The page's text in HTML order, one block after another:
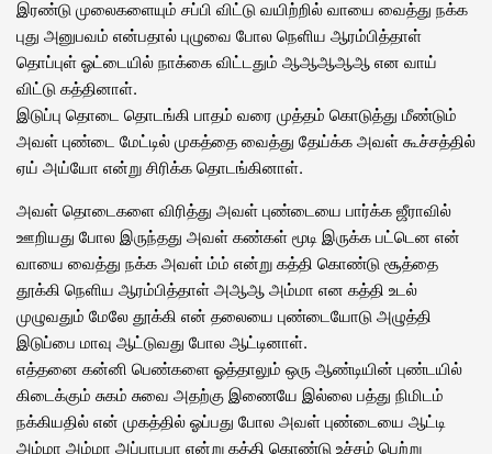
இரண்டு முலைகளையும் சப்பி விட்டு வயிற்றில் வாயை வைத்து நக்க
புது அனுபவம் என்பதால் புழுவை போல நெளிய ஆரம்பித்தாள்
தொப்புள் ஓட்டையில் நாக்கை விட்டதும் ஆஆஆஆஆ என வாய்
விட்டு கத்தினாள்.
இடுப்பு தொடை தொடங்கி பாதம் வரை முத்தம் கொடுத்து மீண்டும்
அவள் புண்டை மேட்டில் முகத்தை வைத்து தேய்க்க அவள் கூச்சத்தில்
ஏய் அய்யோ என்று சிரிக்க தொடங்கினாள்.
அவள் தொடைகளை விரித்து அவள் புண்டையை பார்க்க ஜீராவில்
ஊறியது போல இருந்தது அவள் கண்கள் மூடி இருக்க பட்டென என்
வாயை வைத்து நக்க அவள் ம்ம் என்று கத்தி கொண்டு சூத்தை
தூக்கி நெளிய ஆரம்பித்தாள் அஆஆ அம்மா என கத்தி உடல்
முழுவதும் மேலே தூக்கி என் தலையை புண்டையோடு அழுத்தி
இடுப்பை மாவு ஆட்டுவது போல ஆட்டினாள்.
எத்தனை கன்னி பெண்களை ஓத்தாலும் ஒரு ஆண்டியின் புண்டயில்
கிடைக்கும் சுகம் சுவை அதற்கு இணையே இல்லை பத்து நிமிடம்
நக்கியதில் என் முகத்தில் ஓப்பது போல அவள் புண்டையை ஆட்டி
அம்மா அம்மா அப்பாபபா என்று கத்தி கொண்டு உச்சம் பெற்று